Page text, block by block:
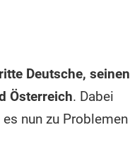
Deutsche, seinen
Österreich. Dabei
es nun zu Problemen